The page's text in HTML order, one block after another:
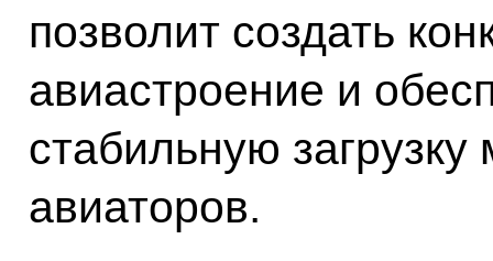
позволит создать
авиастроение и
стабильную
авиаторов.